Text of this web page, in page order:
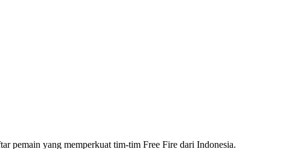
pemain yang memperkuat tim-tim Free Fire dari Indonesia.